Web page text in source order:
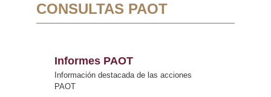
CONSULTAS PAOT
Informes PAOT
Información destacada de las acciones
PAOT